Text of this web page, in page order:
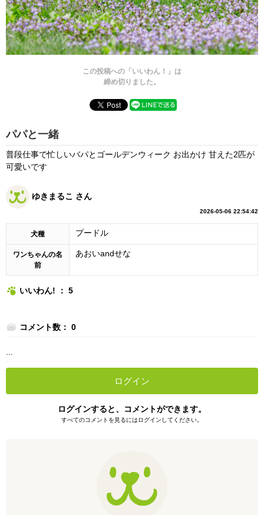
この投稿への「いいわん！」は
締め切りました。
パパと一緒
普段仕事で忙しいバパとゴールデンウィーク お出かけ 甘えた2匹が
可愛いです
ゆきまるこ さん
2026-05-06 22:54:42
犬種 プードル
ワンちゃんの名
前
あおいandせな
いいわん! ： 5
コメント数： 0
ログイン
ログインすると、コメントができます。
すべてのコメントを見るにはログインしてください。